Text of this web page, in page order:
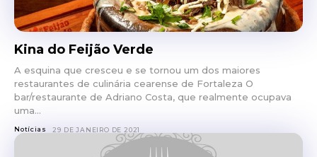
Kina do Feijão Verde
A esquina que cresceu e se tornou um dos maiores
restaurantes de culinária cearense de Fortaleza O
bar/restaurante de Adriano Costa, que realmente ocupava
uma...
Notícias 29 DE JANEIRO DE 2021